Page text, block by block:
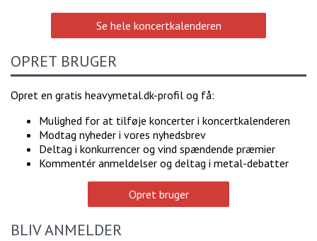
Se hele koncertkalenderen
OPRET BRUGER
Opret en gratis heavymetal.dk-profil og få:
Mulighed for at tilføje koncerter i koncertkalenderen
Modtag nyheder i vores nyhedsbrev
Deltag i konkurrencer og vind spændende præmier
Kommentér anmeldelser og deltag i metal-debatter
Opret bruger
BLIV ANMELDER